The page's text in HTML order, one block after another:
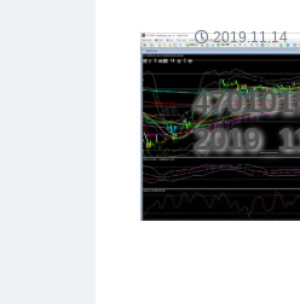
2019.11.14